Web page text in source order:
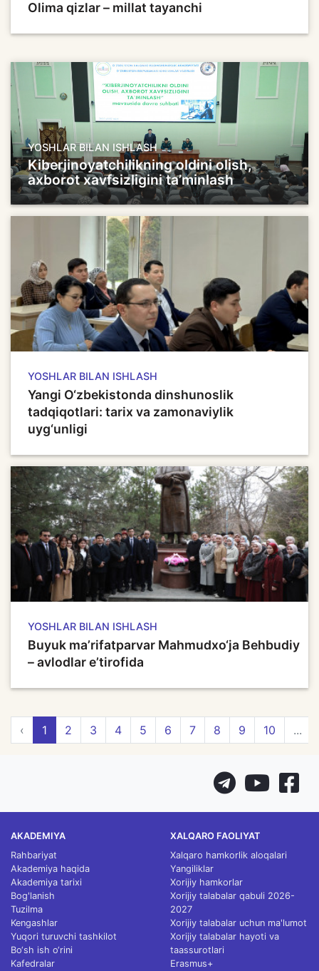
Olima qizlar – millat tayanchi
YOSHLAR BILAN ISHLASH
Kiberjinoyatchilikning oldini olish,
axborot xavfsizligini ta’minlash
YOSHLAR BILAN ISHLASH
Yangi O‘zbekistonda dinshunoslik
tadqiqotlari: tarix va zamonaviylik
uyg‘unligi
YOSHLAR BILAN ISHLASH
Buyuk ma’rifatparvar Mahmudxo‘ja Behbudiy
– avlodlar e’tirofida
‹ 1 2 3 4 5 6 7 8 9 10 ...
AKADEMIYA
Rahbariyat
Akademiya haqida
Akademiya tarixi
Bog'lanish
Tuzilma
Kengashlar
Yuqori turuvchi tashkilot
Bo‘sh ish o‘rini
Kafedralar
XALQARO FAOLIYAT
Xalqaro hamkorlik aloqalari
Yangiliklar
Xorijiy hamkorlar
Xorijiy talabalar qabuli 2026-
2027
Xorijiy talabalar uchun ma'lumot
Xorijiy talabalar hayoti va
taassurotlari
Erasmus+